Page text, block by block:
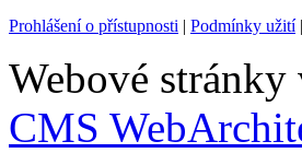
Prohlášení o přístupnosti | Podmínky užití|
Webové
CMS